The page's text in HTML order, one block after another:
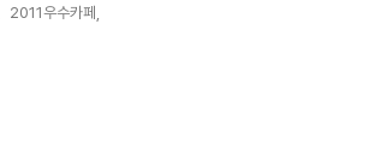
2011우수카페,